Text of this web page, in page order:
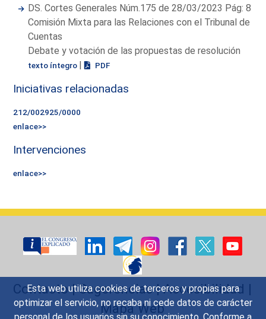
Esta web utiliza cookies de terceros y propias para
optimizar el servicio, no recaba ni cede datos de carácter
DS. Cortes Generales Núm.175 de 28/03/2023 Pág: 8
Comisión Mixta para las Relaciones con el Tribunal de
Cuentas
Debate y votación de las propuestas de resolución
texto íntegro | PDF
Iniciativas relacionadas
212/002925/0000
enlace>>
Intervenciones
enlace>>
Contacto|Sugerencias|Accesibilidad |
Mapa Web